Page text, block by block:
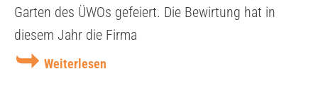
Garten des ÜWOs gefeiert. Die Bewirtung hat in
diesem Jahr die Firma
Weiterlesen